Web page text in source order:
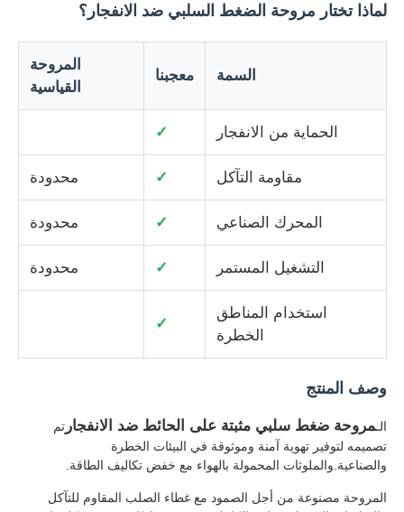
المنتجات
جولة في المعمل
ضبط الجودة
اتصل بنا
إضاءة مقاومة للانفجار
ضوء إنذار مقاوم للانفجار
مروحة مقاومة للانفجار
لماذا تختار مروحة الضغط السلبي ضد الانفجار؟
السمة معجبنا
المروحة
القياسية
الحماية من الانفجار ✓
مقاومة التآكل ✓ محدودة
المحرك الصناعي ✓ محدودة
التشغيل المستمر ✓ محدودة
استخدام المناطق
الخطرة
✓
وصف المنتج
الـمروحة ضغط سلبي مثبتة على الحائط ضد الانفجارتم
تصميمه لتوفير تهوية آمنة وموثوقة في البيئات الخطرة
والصناعية.والملوثات المحمولة بالهواء مع خفض تكاليف الطاقة.
المروحة مصنوعة من أجل الصمود مع غطاء الصلب المقاوم للتآكل